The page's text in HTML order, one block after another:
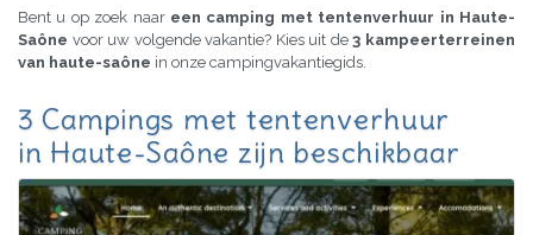
Bent u op zoek naar een camping met tentenverhuur in Haute-
Saône voor uw volgende vakantie? Kies uit de3 kampeerterreinen
van haute-saône in onze campingvakantiegids.
3 Campings met tentenverhuur
in Haute-Saône zijn beschikbaar